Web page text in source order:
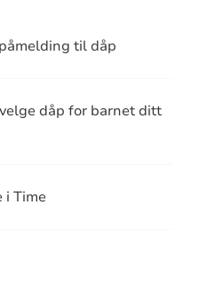
til dåp
dåp for barnet ditt
i Time